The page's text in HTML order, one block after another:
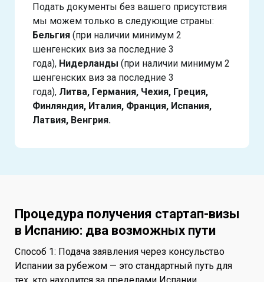
Подать документы без вашего присутствия
мы можем только в следующие страны:
Бельгия (при наличии минимум 2
шенгенских виз за последние 3
года), Нидерланды (при наличии минимум 2
шенгенских виз за последние 3
года), Литва, Германия, Чехия, Греция,
Финляндия, Италия, Франция, Испания,
Латвия, Венгрия.
Процедура получения стартап-визы
в Испанию: два возможных пути
Способ 1: Подача заявления через консульство
Испании за рубежом — это стандартный путь для